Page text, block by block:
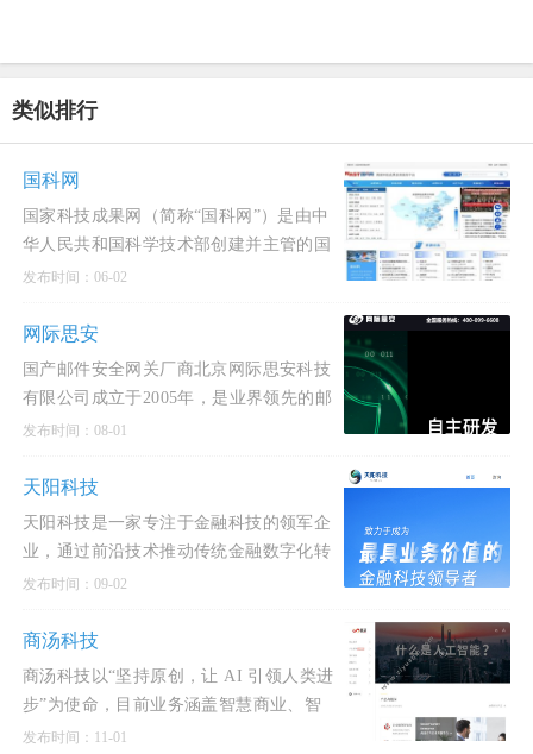
类似排行
国科网
国家科技成果网（简称“国科网”）是由中
华人民共和国科学技术部创建并主管的国
家级科技成果信息服务平台。
发布时间：06-02
网际思安
国产邮件安全网关厂商北京网际思安科技
有限公司成立于2005年，是业界领先的邮
件安全产品
发布时间：08-01
天阳科技
天阳科技是一家专注于金融科技的领军企
业，通过前沿技术推动传统金融数字化转
型。
发布时间：09-02
商汤科技
商汤科技以“坚持原创，让 AI 引领人类进
步”为使命，目前业务涵盖智慧商业、智
慧城市、智慧生活、智能汽车四大板块。
发布时间：11-01